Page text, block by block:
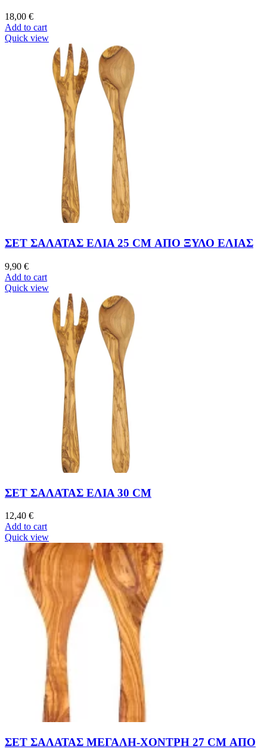
18,00 €
Add to cart
Quick view
ΣΕΤ ΣΑΛΑΤΑΣ ΕΛΙΑ 25 CM ΑΠΟ ΞΥΛΟ ΕΛΙΑΣ
9,90 €
Add to cart
Quick view
ΣΕΤ ΣΑΛΑΤΑΣ ΕΛΙΑ 30 CM
12,40 €
Add to cart
Quick view
ΣΕΤ ΣΑΛΑΤΑΣ ΜΕΓΑΛΗ-ΧΟΝΤΡΗ 27 CM ΑΠΟ